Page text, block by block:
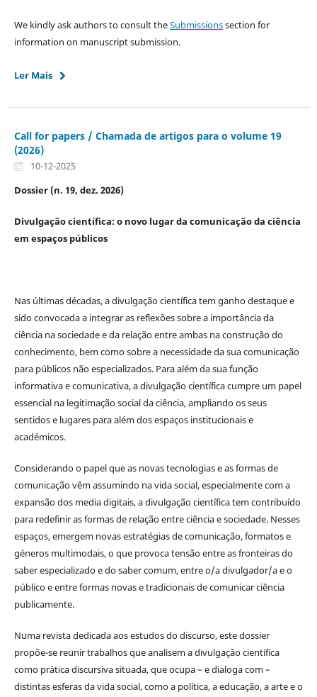
We kindly ask authors to consult theSubmissionssection for
information on manuscript submission.
Ler Mais
Call for papers / Chamada de artigos para o volume 19
(2026)
10-12-2025
Dossier (n. 19, dez. 2026)
Divulgação científica: o novo lugar da comunicação da ciência
em espaços públicos
Nas últimas décadas, a divulgação científica tem ganho destaque e
sido convocada a integrar as reflexões sobre a importância da
ciência na sociedade e da relação entre ambas na construção do
conhecimento, bem como sobre a necessidade da sua comunicação
para públicos não especializados. Para além da sua função
informativa e comunicativa, a divulgação científica cumpre um papel
essencial na legitimação social da ciência, ampliando os seus
sentidos e lugares para além dos espaços institucionais e
académicos.
Considerando o papel que as novas tecnologias e as formas de
comunicação vêm assumindo na vida social, especialmente com a
expansão dos media digitais, a divulgação científica tem contribuído
para redefinir as formas de relação entre ciência e sociedade. Nesses
espaços, emergem novas estratégias de comunicação, formatos e
géneros multimodais, o que provoca tensão entre as fronteiras do
saber especializado e do saber comum, entre o/a divulgador/a e o
público e entre formas novas e tradicionais de comunicar ciência
publicamente.
Numa revista dedicada aos estudos do discurso, este dossier
propõe-se reunir trabalhos que analisem a divulgação científica
como prática discursiva situada, que ocupa – e dialoga com –
distintas esferas da vida social, como a política, a educação, a arte e o